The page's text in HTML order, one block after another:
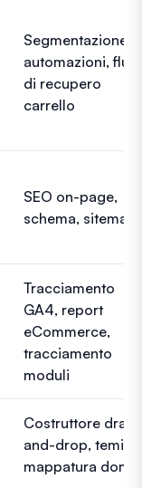
Segmentazione,
automazioni,
di recupero
carrello
SEO on-page,
schema, sitemap
Tracciamento
GA4, report
eCommerce,
tracciamento
moduli
Costruttore drag-
and-drop, temi,
mappatura